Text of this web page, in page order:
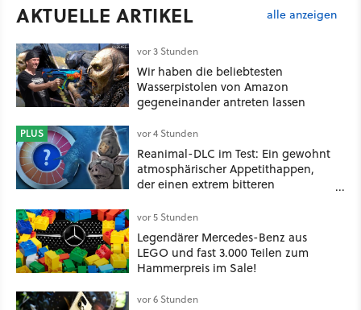
AKTUELLE ARTIKEL alle anzeigen
vor 3 Stunden
Wir haben die beliebtesten
Wasserpistolen von Amazon
gegeneinander antreten lassen
PLUS vor 4 Stunden
Reanimal-DLC im Test: Ein gewohnt
atmosphärischer Appetithappen,
der einen extrem bitteren
vor 5 Stunden
Legendärer Mercedes-Benz aus
LEGO und fast 3.000 Teilen zum
Hammerpreis im Sale!
vor 6 Stunden